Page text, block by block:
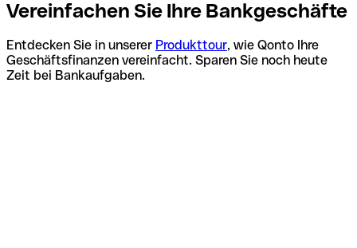
Vereinfachen Sie Ihre Bankgeschäfte
Entdecken Sie in unserer Produkttour, wie Qonto Ihre
Geschäftsfinanzen vereinfacht. Sparen Sie noch heute
Zeit bei Bankaufgaben.